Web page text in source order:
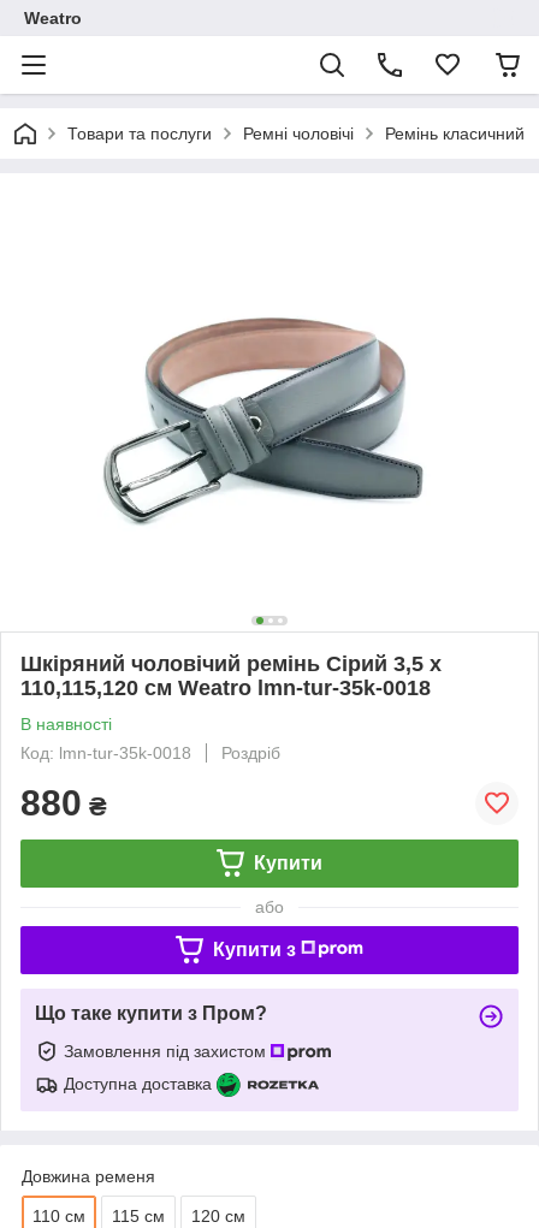
Weatro
Товари та послуги Ремні чоловічі Ремінь класичний
Шкіряний чоловічий ремінь Сірий 3,5 х
110,115,120 см Weatro lmn-tur-35k-0018
В наявності
Код: lmn-tur-35k-0018
Роздріб
880 ₴
Купити
або
Купити з
Що таке купити з Пром?
Замовлення під захистом
Доступна доставка
Довжина ременя
110 см 115 см 120 см